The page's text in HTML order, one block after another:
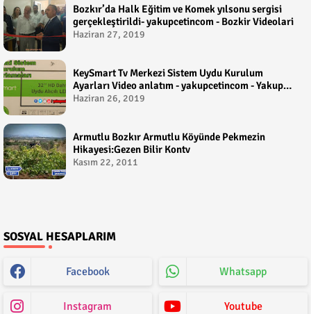
Bozkır’da Halk Eğitim ve Komek yılsonu sergisi
gerçekleştirildi- yakupcetincom - Bozkir Videolari
Haziran 27, 2019
KeySmart Tv Merkezi Sistem Uydu Kurulum
Ayarları Video anlatım - yakupcetincom - Yakup
Çetin
Haziran 26, 2019
Armutlu Bozkır Armutlu Köyünde Pekmezin
Hikayesi:Gezen Bilir Kontv
Kasım 22, 2011
SOSYAL HESAPLARIM
Facebook Whatsapp
Instagram Youtube